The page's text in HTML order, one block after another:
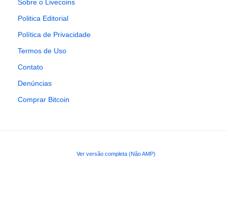
Sobre o Livecoins
Politica Editorial
Política de Privacidade
Termos de Uso
Contato
Denúncias
Comprar Bitcoin
Ver versão completa (Não AMP)